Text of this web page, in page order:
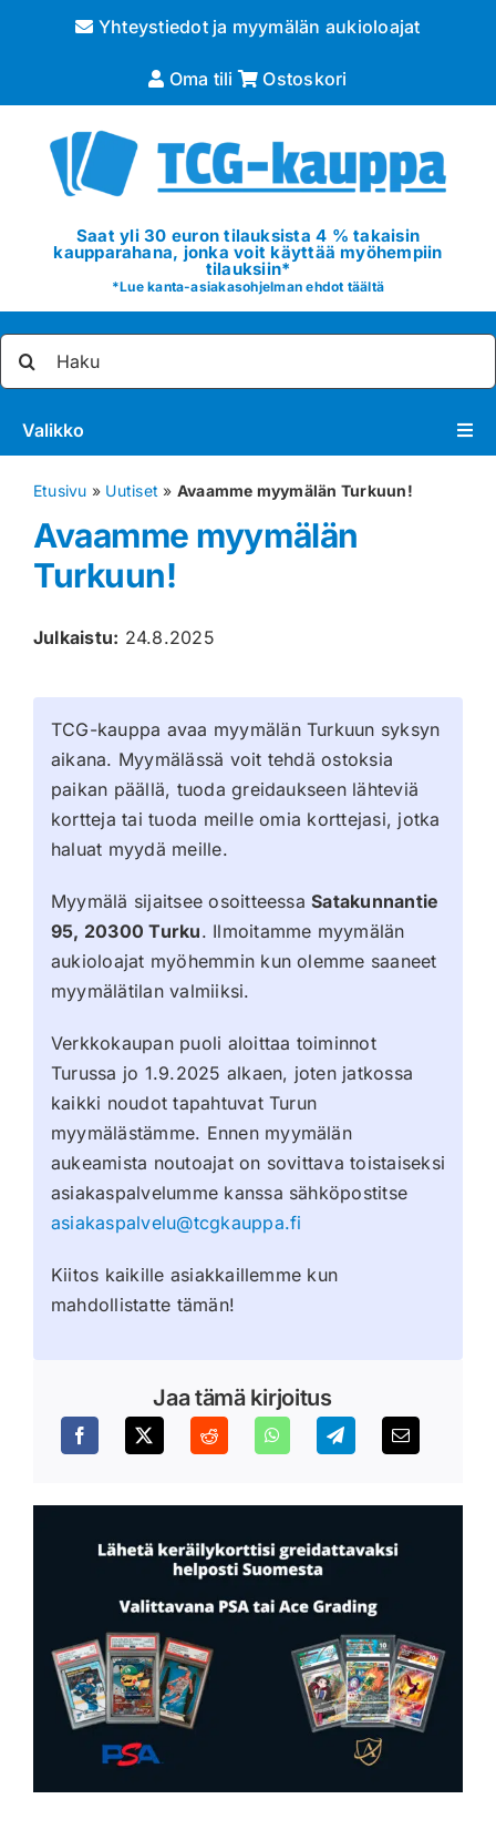
Yhteystiedot ja myymälän aukioloajat
Oma tili Ostoskori
Saat yli 30 euron tilauksista 4 % takaisin
kaupparahana, jonka voit käyttää myöhempiin
tilauksiin*
*Lue kanta-asiakasohjelman ehdot täältä
Valikko
Pokémon
Muut keräilykortit
Tarvikkeet
Blind Boksit
Greidatut kortit
Irtokortit
Greidauspalvelu
Etusivu » Uutiset » Avaamme myymälän Turkuun!
Avaamme myymälän
Turkuun!
Julkaistu: 24.8.2025
TCG-kauppa avaa myymälän Turkuun syksyn
aikana. Myymälässä voit tehdä ostoksia
paikan päällä, tuoda greidaukseen lähteviä
kortteja tai tuoda meille omia korttejasi, jotka
haluat myydä meille.
Myymälä sijaitsee osoitteessaSatakunnantie
95, 20300 Turku. Ilmoitamme myymälän
aukioloajat myöhemmin kun olemme saaneet
myymälätilan valmiiksi.
Verkkokaupan puoli aloittaa toiminnot
Turussa jo 1.9.2025 alkaen, joten jatkossa
kaikki noudot tapahtuvat Turun
myymälästämme. Ennen myymälän
aukeamista noutoajat on sovittava toistaiseksi
asiakaspalvelumme kanssa sähköpostitse
asiakaspalvelu@tcgkauppa.fi
Kiitos kaikille asiakkaillemme kun
mahdollistatte tämän!
Jaa tämä kirjoitus